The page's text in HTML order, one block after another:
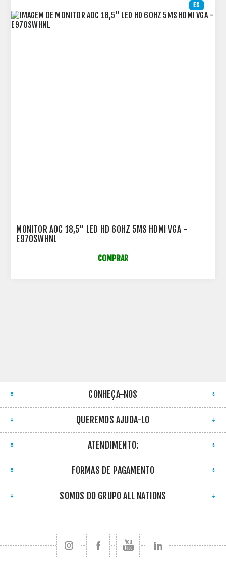
ES
MONITOR AOC 18,5" LED HD 60HZ 5MS HDMI VGA -
E970SWHNL
COMPRAR
CONHEÇA-NOS
QUEREMOS AJUDÁ-LO
ATENDIMENTO:
FORMAS DE PAGAMENTO
SOMOS DO GRUPO ALL NATIONS